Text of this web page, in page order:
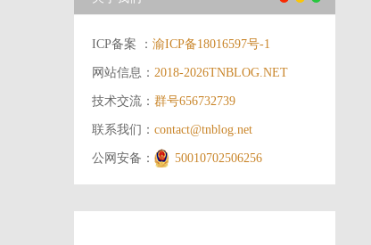
ICP备案 ：渝ICP备18016597号-1
网站信息：2018-2026TNBLOG.NET
技术交流：群号656732739
联系我们：contact@tnblog.net
公网安备： 50010702506256